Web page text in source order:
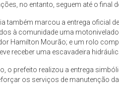
no entanto, seguem até o final
também marcou a entrega oficial
à comunidade uma
Hamilton Mourão; e um rolo
receber uma escavadeira
o prefeito realizou a entrega
os serviços de manutenção